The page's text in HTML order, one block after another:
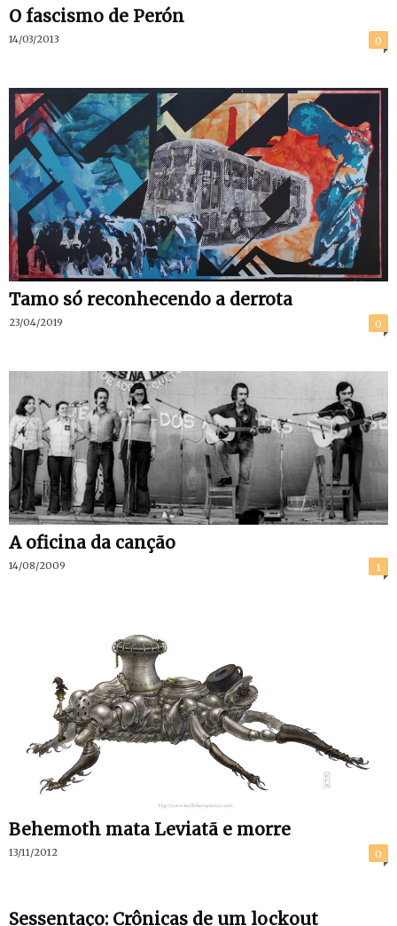
O fascismo de Perón
14/03/2013 0
Tamo só reconhecendo a derrota
23/04/2019 0
A oficina da canção
14/08/2009 1
Behemoth mata Leviatã e morre
13/11/2012 0
Sessentaço: Crônicas de um lockout